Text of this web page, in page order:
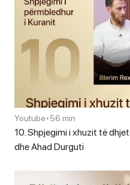
Youtube•56 min
10. Shpjegimi i xhuzit të
dhe Ahad Durguti